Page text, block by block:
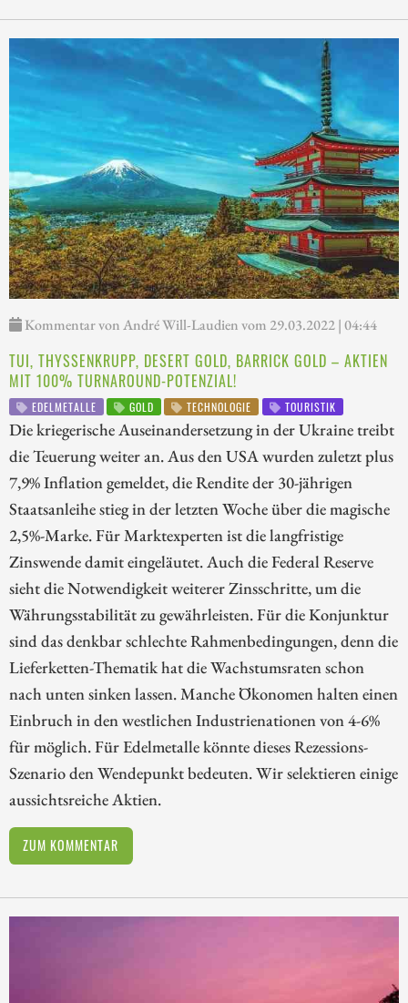
Kommentar von André Will-Laudien vom 29.03.2022 | 04:44
TUI, THYSSENKRUPP, DESERT GOLD, BARRICK GOLD – AKTIEN
MIT 100% TURNAROUND-POTENZIAL!
EDELMETALLE GOLD TECHNOLOGIE TOURISTIK
Die kriegerische Auseinandersetzung in der Ukraine treibt
die Teuerung weiter an. Aus den USA wurden zuletzt plus
7,9% Inflation gemeldet, die Rendite der 30-jährigen
Staatsanleihe stieg in der letzten Woche über die magische
2,5%-Marke. Für Marktexperten ist die langfristige
Zinswende damit eingeläutet. Auch die Federal Reserve
sieht die Notwendigkeit weiterer Zinsschritte, um die
Währungsstabilität zu gewährleisten. Für die Konjunktur
sind das denkbar schlechte Rahmenbedingungen, denn die
Lieferketten-Thematik hat die Wachstumsraten schon
nach unten sinken lassen. Manche Ökonomen halten einen
Einbruch in den westlichen Industrienationen von 4-6%
für möglich. Für Edelmetalle könnte dieses Rezessions-
Szenario den Wendepunkt bedeuten. Wir selektieren einige
aussichtsreiche Aktien.
ZUM KOMMENTAR